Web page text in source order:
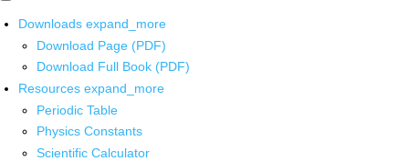
Downloads expand_more
Download Page (PDF)
Download Full Book (PDF)
Resources expand_more
Periodic Table
Physics Constants
Scientific Calculator